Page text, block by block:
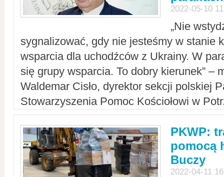
2022-05-10
„Nie
sygnalizować, gdy nie jesteśmy w stanie
wsparcia dla uchodźców z Ukrainy. W
się grupy wsparcia. To dobry kierunek” –
Waldemar Cisło, dyrektor sekcji polskiej
Stowarzyszenia Pomoc Kościołowi w
PKWP:
pomocą
Buczy
2022-04-11